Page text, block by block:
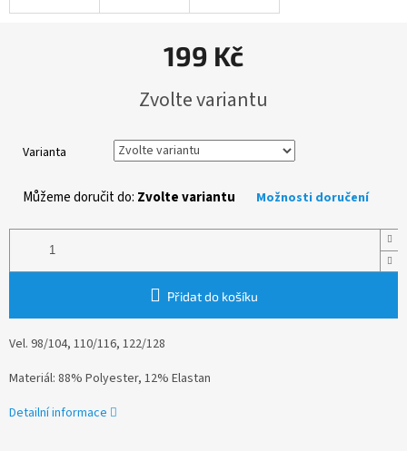
199 Kč
cena:
Zvolte variantu
Varianta
Můžeme doručit do: Zvolte variantu Možnosti doručení
Přidat do košíku
Vel. 98/104, 110/116, 122/128
Materiál: 88% Polyester, 12% Elastan
Detailní informace